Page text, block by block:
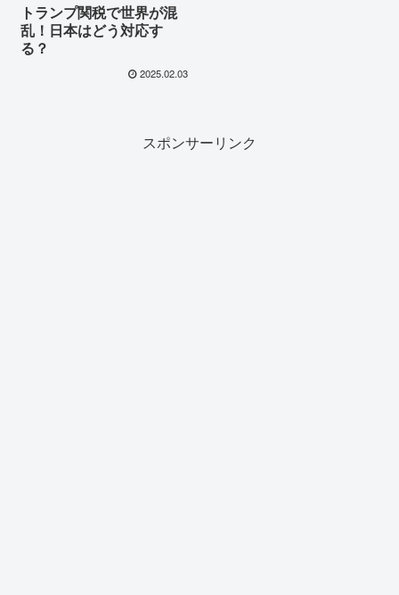
トランプ関税で世界が混
乱！日本はどう対応す
る？
2025.02.03
スポンサーリンク